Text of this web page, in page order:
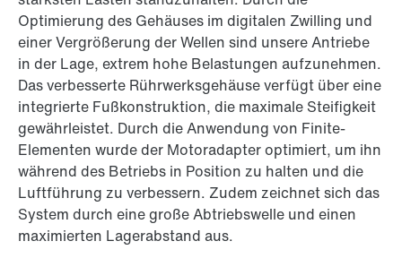
Optimierung des Gehäuses im digitalen Zwilling und
einer Vergrößerung der Wellen sind unsere Antriebe
in der Lage, extrem hohe Belastungen aufzunehmen.
Das verbesserte Rührwerksgehäuse verfügt über eine
integrierte Fußkonstruktion, die maximale Steifigkeit
gewährleistet. Durch die Anwendung von Finite-
Elementen wurde der Motoradapter optimiert, um ihn
während des Betriebs in Position zu halten und die
Luftführung zu verbessern. Zudem zeichnet sich das
System durch eine große Abtriebswelle und einen
maximierten Lagerabstand aus.